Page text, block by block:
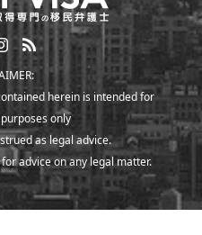
herein is intended for
only
as legal advice.
advice on any legal matter.